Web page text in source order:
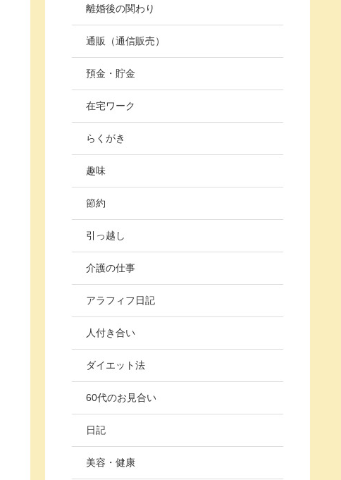
離婚後の関わり
通販（通信販売）
預金・貯金
在宅ワーク
らくがき
趣味
節約
引っ越し
介護の仕事
アラフィフ日記
人付き合い
ダイエット法
60代のお見合い
日記
美容・健康